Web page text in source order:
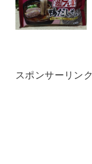
スポンサーリンク